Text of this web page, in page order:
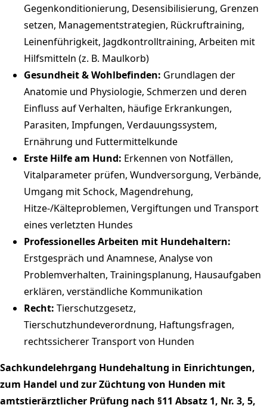
Gegenkonditionierung, Desensibilisierung, Grenzen
setzen, Managementstrategien, Rückruftraining,
Leinenführigkeit, Jagdkontrolltraining, Arbeiten mit
Hilfsmitteln (z. B. Maulkorb)
Gesundheit & Wohlbefinden: Grundlagen der
Anatomie und Physiologie, Schmerzen und deren
Einfluss auf Verhalten, häufige Erkrankungen,
Parasiten, Impfungen, Verdauungssystem,
Ernährung und Futtermittelkunde
Erste Hilfe am Hund: Erkennen von Notfällen,
Vitalparameter prüfen, Wundversorgung, Verbände,
Umgang mit Schock, Magendrehung,
Hitze-/Kälteproblemen, Vergiftungen und Transport
eines verletzten Hundes
Professionelles Arbeiten mit Hundehaltern:
Erstgespräch und Anamnese, Analyse von
Problemverhalten, Trainingsplanung, Hausaufgaben
erklären, verständliche Kommunikation
Recht: Tierschutzgesetz,
Tierschutzhundeverordnung, Haftungsfragen,
rechtssicherer Transport von Hunden
Sachkundelehrgang Hundehaltung in Einrichtungen,
zum Handel und zur Züchtung von Hunden mit
amtstierärztlicher Prüfung nach §11 Absatz 1, Nr. 3, 5,